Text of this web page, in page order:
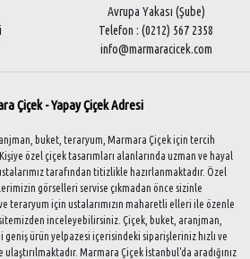
Avrupa Yakası (Şube)
Telefon : (0212) 567 2358
info@marmaracicek.com
Çiçek - Yapay Çiçek Adresi
buket, teraryum, Marmara Çiçek için tercih
özel çiçek tasarımları alanlarında uzman ve hayal
tarafından titizlikle hazırlanmaktadır. Özel
görselleri servise çıkmadan önce sizinle
teraryum için ustalarımızın maharetli elleri ile özenle
inceleyebilirsiniz. Çiçek, buket, aranjman,
ürün yelpazesi içerisindeki siparişleriniz hızlı ve
Marmara Çiçek İstanbul'da aradığınız